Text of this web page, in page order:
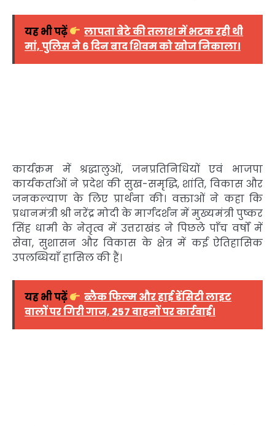
यह भी पढ़ें
लापता बेटे की तलाश में भटक रही थी
मां, पुलिस ने 6 दिन बाद शिवम को खोज निकाला।
कार्यक्रम में श्रद्धालुओं, जनप्रतिनिधियों एवं भाजपा
कार्यकर्ताओं ने प्रदेश की सुख-समृद्धि, शांति, विकास और
जनकल्याण के लिए प्रार्थना की। वक्ताओं ने कहा कि
प्रधानमंत्री श्री नरेंद्र मोदी के मार्गदर्शन में मुख्यमंत्री पुष्कर
सिंह धामी के नेतृत्व में उत्तराखंड ने पिछले पाँच वर्षों में
सेवा, सुशासन और विकास के क्षेत्र में कई ऐतिहासिक
उपलब्धियाँ हासिल की हैं।
यह भी पढ़ें
ब्लैक फिल्म और हाई डेंसिटी लाइट
वालों पर गिरी गाज, 257 वाहनों पर कार्रवाई।